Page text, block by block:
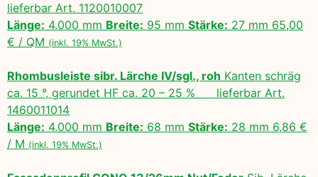
lieferbar Art. 1120010007
Länge: 4.000 mm Breite: 95 mm Stärke: 27 mm 65,00
€ / QM (inkl. 19% MwSt.)
Rhombusleiste sibr. Lärche IV/sgl., roh Kanten schräg
ca. 15 °, gerundet HF ca. 20 – 25 % lieferbar Art.
1460011014
Länge: 4.000 mm Breite: 68 mm Stärke: 28 mm 6,86 €
/ M (inkl. 19% MwSt.)